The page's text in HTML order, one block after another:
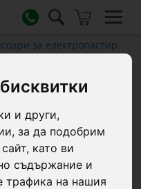
и други,
за да подобрим
като ви
съдържание и
трафика на нашия
за електропастир
на